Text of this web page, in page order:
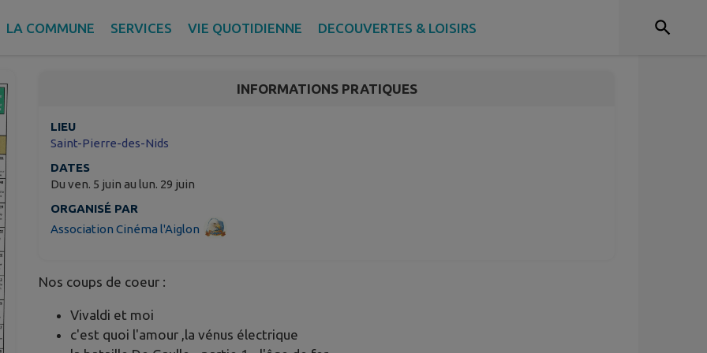
LA COMMUNE SERVICES VIE QUOTIDIENNE DECOUVERTES & LOISIRS
INFORMATIONS PRATIQUES
LIEU
Saint-Pierre-des-Nids
DATES
Du ven. 5 juin au lun. 29 juin
ORGANISÉ PAR
Association Cinéma l'Aiglon
Nos coups de coeur :
Vivaldi et moi
c'est quoi l'amour ,la vénus électrique